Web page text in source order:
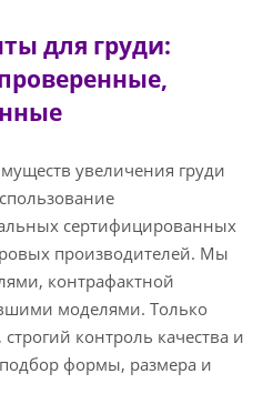
для груди:
увеличения груди
сертифицированных
производителей. Мы
контрафактной
моделями. Только
контроль качества и
формы, размера и